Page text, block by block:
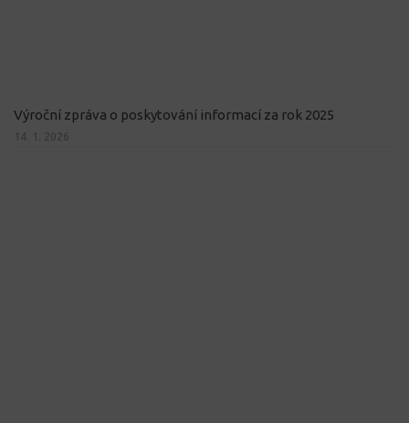
Výroční zpráva o poskytování informací za rok 2025
14. 1. 2026